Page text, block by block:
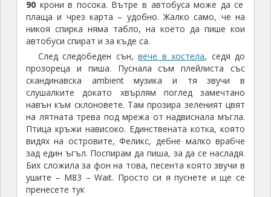
90крони в посока. Вътре в автобуса може да се
плаща и чрез карта – удобно. Жалко само, че на
никоя спирка няма табло, на което да пише кои
автобуси спират и за къде са.
След следобеден сън,вече в хостела, седя до
прозореца и пиша. Пуснала съм плейлиста със
скандинавска ambient музика и тя звучи в
слушалките докато хвърлям поглед замечтано
навън към склоновете. Там прозира зеленият цвят
на лятната трева под мрежа от надвиснала мъгла.
Птица кръжи нависоко. Единствената котка, която
видях на островите, Феликс, дебне малко врабче
зад един ъгъл. Поспирам да пиша, за да се насладя.
Бих сложила за фон на това, песента която звучи в
ушите – M83 – Wait. Просто си я пуснете и ще се
пренесете тук